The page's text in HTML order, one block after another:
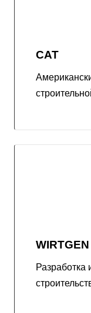
CAT
WIRTGEN
Разработка